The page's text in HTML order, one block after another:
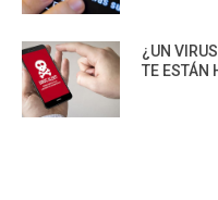
¿UN
TE ESTÁN